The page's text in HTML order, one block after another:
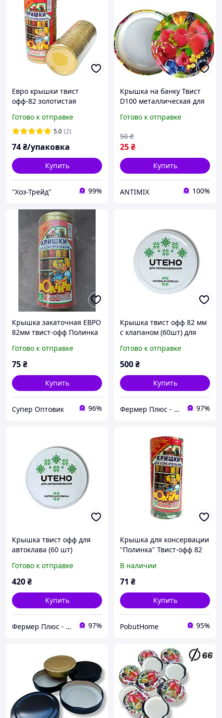
Евро крышки твист
офф-82 золотистая
Готово к отправке
5.0 (2)
74₴/упаковка
Купить
"Хоз-Трейд" 99%
Крышка на банку Твист
D100 металлическая для
хранения продуктов
Готово к отправке
25₴
50 ₴
Купить
ANTIMIX 100%
Крышка закаточная ЕВРО
82мм твист-офф Полинка
Готово к отправке
75₴
Купить
Супер Оптовик 96%
Крышка твист офф 82 мм
с клапаном (60шт) для
Готово к отправке
500₴
Купить
Фермер Плюс - интернет магазин садовой техники 97%
Крышка твист офф для
автоклава (60 шт)
Готово к отправке
420₴
Купить
Фермер Плюс - интернет магазин садовой техники 97%
Крышка для консервации
"Полинка" Твист-офф 82
В наличии
71 ₴
Купить
PobutHome 95%